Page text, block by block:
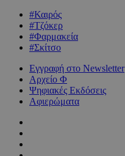
#Καιρός
#Τζόκερ
#Φαρμακεία
#Σκίτσο
Εγγραφή στο Newsletter
Αρχείο Φ
Ψηφιακές Εκδόσεις
Αφιερώματα